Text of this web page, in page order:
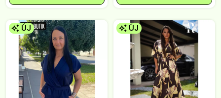
ÚJ ÚJ